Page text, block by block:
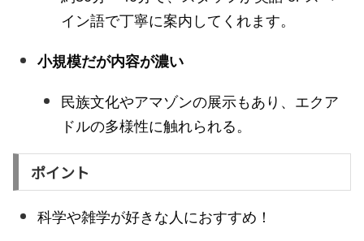
イン語で丁寧に案内してくれます。
小規模だが内容が濃い
民族文化やアマゾンの展示もあり、エクア
ドルの多様性に触れられる。
ポイント
科学や雑学が好きな人におすすめ！